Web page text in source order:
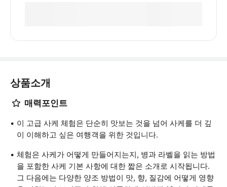
상품소개
매력포인트
이 고급 사케 체험은 단순히 맛보는 것을 넘어 사케를 더 깊
이 이해하고 싶은 여행객을 위한 것입니다.
체험은 사케가 어떻게 만들어지는지, 병과 라벨을 읽는 방법
을 포함한 사케 기본 사항에 대한 짧은 소개로 시작됩니다.
그 다음에는 다양한 양조 방법이 맛, 향, 질감에 어떻게 영향